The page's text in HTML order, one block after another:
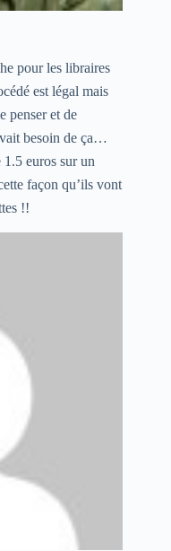
pour les libraires
est légal mais
penser et de
besoin de ça…
1.5 euros sur un
façon qu’ils vont
!!